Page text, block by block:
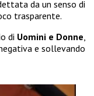
da un senso di
trasparente.
di Uomini e Donne,
e sollevando